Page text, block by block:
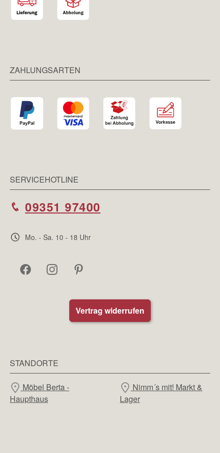
ZAHLUNGSARTEN
SERVICEHOTLINE
09351 97400
Mo. - Sa. 10 - 18 Uhr
Vertrag widerrufen
STANDORTE
Möbel Berta -
Haupthaus
Nimm´s mit! Markt &
Lager